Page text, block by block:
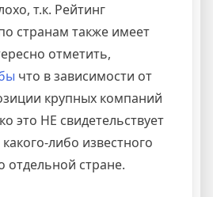
т.к. Рейтинг
странам также имеет
отметить,
что в зависимости от
крупных компаний
это НЕ свидетельствует
либо известного
отдельной стране.